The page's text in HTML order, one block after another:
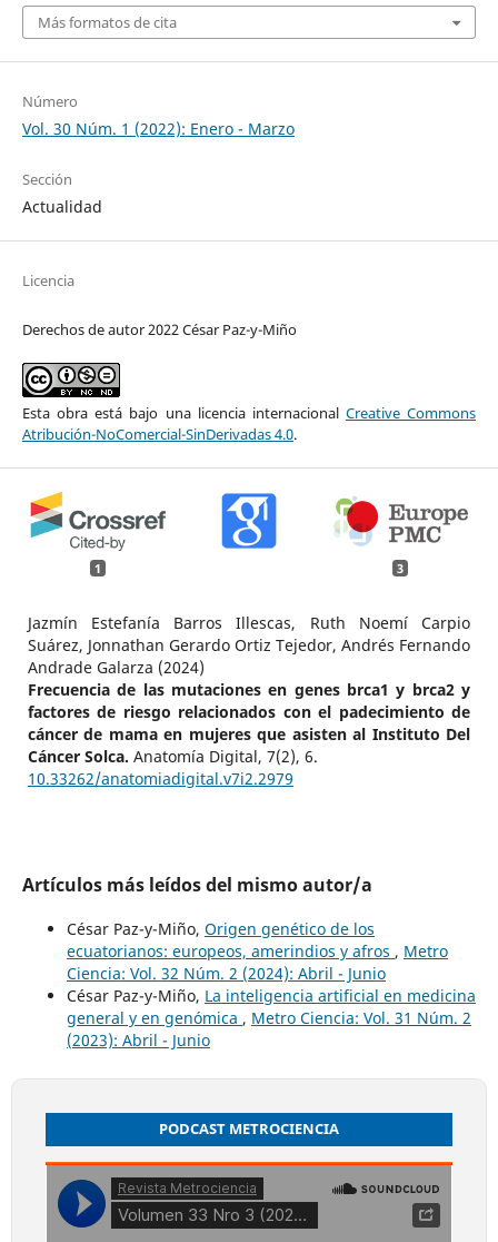
Más formatos de cita
Número
Vol. 30 Núm. 1 (2022): Enero - Marzo
Sección
Actualidad
Licencia
Derechos de autor 2022 César Paz-y-Miño
Esta obra está bajo una licencia internacional Creative Commons
Atribución-NoComercial-SinDerivadas 4.0.
1 3
Jazmín Estefanía Barros Illescas, Ruth Noemí Carpio
Suárez, Jonnathan Gerardo Ortiz Tejedor, Andrés Fernando
Andrade Galarza (2024)
Frecuencia de las mutaciones en genes brca1 y brca2 y
factores de riesgo relacionados con el padecimiento de
cáncer de mama en mujeres que asisten al Instituto Del
Cáncer Solca. Anatomía Digital, 7(2), 6.
10.33262/anatomiadigital.v7i2.2979
Artículos más leídos del mismo autor/a
César Paz-y-Miño, Origen genético de los
ecuatorianos: europeos, amerindios y afros , Metro
Ciencia: Vol. 32 Núm. 2 (2024): Abril - Junio
César Paz-y-Miño, La inteligencia artificial en medicina
general y en genómica , Metro Ciencia: Vol. 31 Núm. 2
(2023): Abril - Junio
PODCAST METROCIENCIA